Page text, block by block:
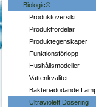
Biologic®
Produktöversikt
Produktfördelar
Produktegenskaper
Funktionsförlopp
Hushållsmodeller
Vattenkvalitet
Bakteriadödande
Ultraviolett Dosering